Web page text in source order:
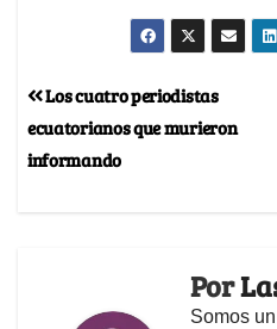
Los cuatro periodistas
ecuatorianos que murieron
informando
Por
Somos